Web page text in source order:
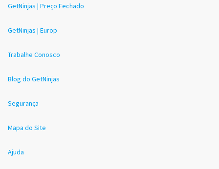
GetNinjas | Preço Fechado
GetNinjas | Europ
Trabalhe Conosco
Blog do GetNinjas
Segurança
Mapa do Site
Ajuda